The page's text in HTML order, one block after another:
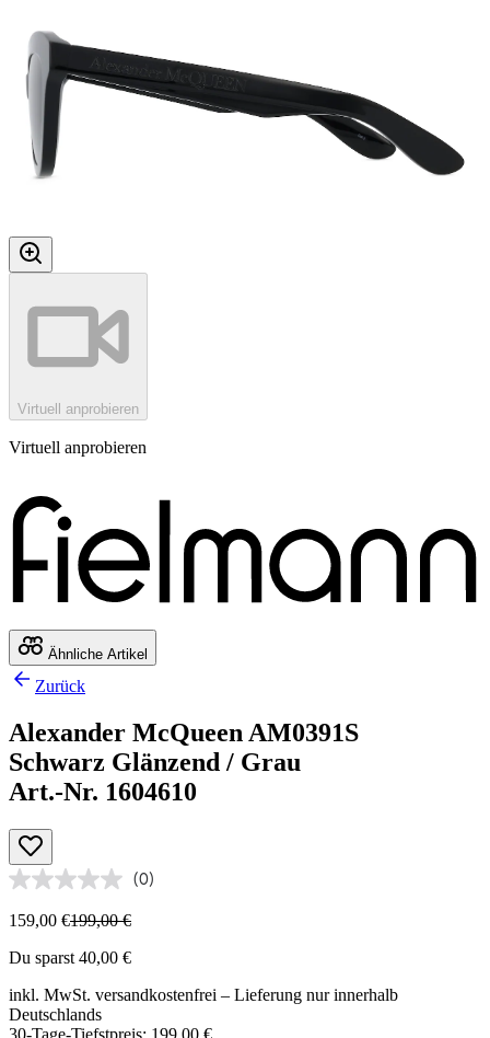
Virtuell anprobieren
Virtuell anprobieren
Ähnliche Artikel
Zurück
Alexander McQueen AM0391S
Schwarz Glänzend / Grau
Art.-Nr. 1604610
(0)
159,00 €199,00 €
Du sparst 40,00 €
inkl. MwSt. versandkostenfrei – Lieferung nur innerhalb
Deutschlands
30-Tage-Tiefstpreis: 199,00 €